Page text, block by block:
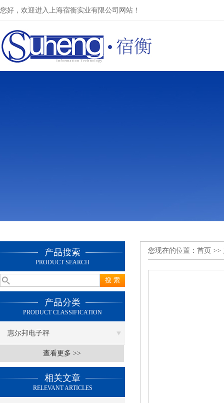
您好，欢迎进入上海宿衡实业有限公司网站！
产品搜索
PRODUCT SEARCH
产品分类
PRODUCT CLASSIFICATION
惠尔邦电子秤
查看更多 >>
相关文章
RELEVANT ARTICLES
您现在的位置： 首页 >>